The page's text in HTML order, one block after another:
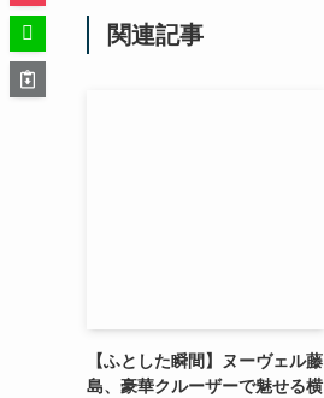
関連記事
【ふとした瞬間】ヌーヴェル藤
島、豪華クルーザーで魅せる横